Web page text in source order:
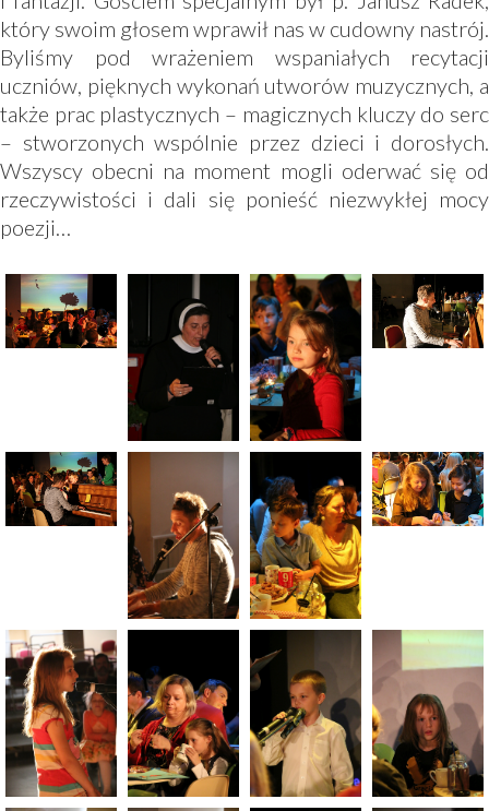
który swoim głosem wprawił nas w cudowny nastrój.
Byliśmy pod wrażeniem wspaniałych recytacji
uczniów, pięknych wykonań utworów muzycznych, a
także prac plastycznych – magicznych kluczy do serc
– stworzonych wspólnie przez dzieci i dorosłych.
Wszyscy obecni na moment mogli oderwać się od
rzeczywistości i dali się ponieść niezwykłej mocy
poezji…